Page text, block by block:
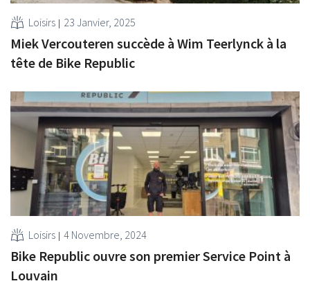
Loisirs 23 Janvier, 2025
Miek Vercouteren succède à Wim Teerlynck à la
tête de Bike Republic
Loisirs 4 Novembre, 2024
Bike Republic ouvre son premier Service Point à
Louvain